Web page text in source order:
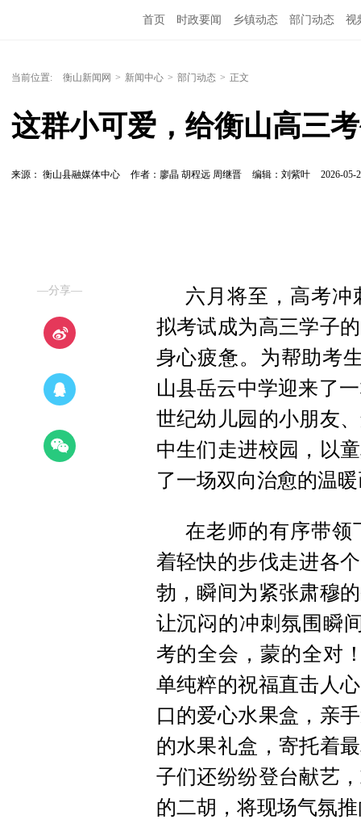
首页 时政要闻 乡镇动态 部门动态 视
当前位置: 衡山新闻网 > 新闻中心 > 部门动态 > 正文
这群小可爱，给衡山高三
来源： 衡山县融媒体中心 作者：廖晶 胡程远 周继晋 编辑：刘紫叶 2026-05-
—分享—
六月将至，高考
拟考试成为高三学子
身心疲惫。为帮助考
山县岳云中学迎来了
世纪幼儿园的小朋友
中生们走进校园，以
了一场双向治愈的温
在老师的有序带领
着轻快的步伐走进各
勃，瞬间为紧张肃穆
让沉闷的冲刺氛围瞬
考的全会，蒙的全对
单纯粹的祝福直击人
口的爱心水果盒，亲
的水果礼盒，寄托着
子们还纷纷登台献艺
的二胡，将现场气氛